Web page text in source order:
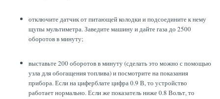
отключите датчик от питающей колодки и подсоедините к нему
щупы мультиметра. Заведите машину и дайте газа до 2500
оборотов в минуту;
выставьте 200 оборотов в минуту (сделать это можно с помощью
узла для обогащения топлива) и посмотрите на показания
прибора. Если на циферблате цифра 0.9 В, то устройство
работает нормально. Если же показатель ниже 0.8 Вольт, то